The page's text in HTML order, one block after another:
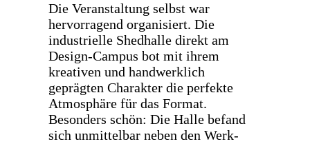
Die Veranstaltung selbst war
hervorragend organisiert. Die
industrielle Shedhalle direkt am
Design-Campus bot mit ihrem
kreativen und handwerklich
geprägten Charakter die perfekte
Atmosphäre für das Format.
Besonders schön: Die Halle befand
sich unmittelbar neben den Werk-